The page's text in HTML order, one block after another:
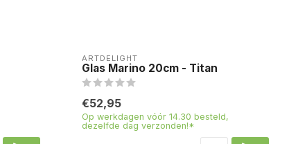
ARTDELIGHT
Glas Marino 20cm - Titan
€52,95
Op werkdagen vóór 14.30 besteld,
dezelfde dag verzonden!*